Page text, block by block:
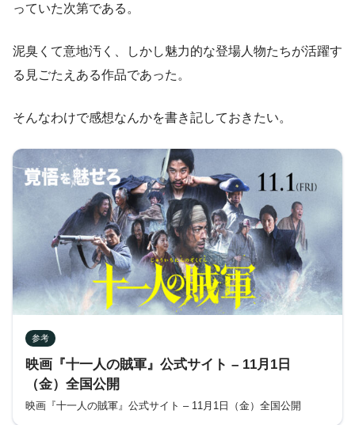
っていた次第である。
泥臭くて意地汚く、しかし魅力的な登場人物たちが活躍す
る見ごたえある作品であった。
そんなわけで感想なんかを書き記しておきたい。
参考
映画『十一人の賊軍』公式サイト – 11月1日
（金）全国公開
映画『十一人の賊軍』公式サイト – 11月1日（金）全国公開